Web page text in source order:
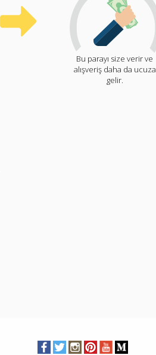
Bu parayı size verir ve
alışveriş daha da ucuza
gelir.